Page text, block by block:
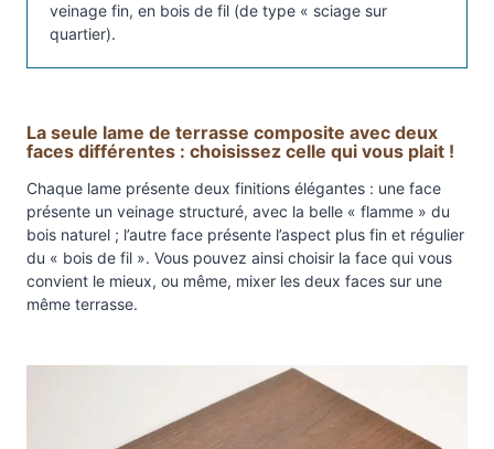
o
p
i
e
a
é
veinage fin, en bois de fil (de type « sciage sur
quartier).
La seule lame de terrasse composite avec deux
faces différentes : choisissez celle qui vous plait !
Chaque lame présente deux finitions élégantes : une face
présente un veinage structuré, avec la belle « flamme » du
bois naturel ; l’autre face présente l’aspect plus fin et régulier
du « bois de fil ». Vous pouvez ainsi choisir la face qui vous
convient le mieux, ou même, mixer les deux faces sur une
même terrasse.